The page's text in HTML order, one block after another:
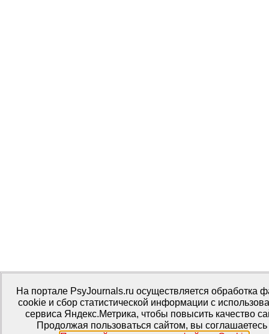
На портале PsyJournals.ru осуществляется обработка
cookie и сбор статистической информации с
сервиса Яндекс.Метрика, чтобы повысить качество
Продолжая пользоваться сайтом, вы соглашаетесь